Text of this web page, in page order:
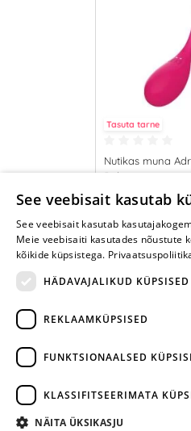
Tasuta tarne
Nutikas muna
Palpitation
78.95 €
LISA
See veebisait kasutab
See veebisait kasutab
Meie veebisaiti kasutades nõustute
kõikide küpsistega.
HÄDAVAJALIKUD KÜPSISED
REKLAAMKÜPSISED
FUNKTSIONAALSED
KLASSIFITSEERIMATA
NÄITA ÜKSIKASJU